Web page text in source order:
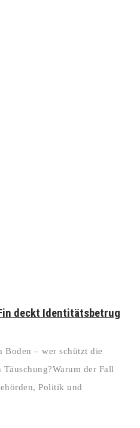
deckt Identitätsbetrug
– wer schützt die
der Fall
Politik und